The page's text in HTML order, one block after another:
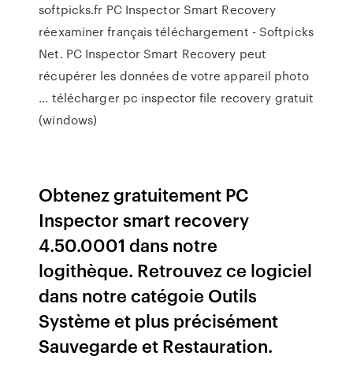
softpicks.fr PC Inspector Smart Recovery
réexaminer français téléchargement - Softpicks
Net. PC Inspector Smart Recovery peut
récupérer les données de votre appareil photo
... télécharger pc inspector file recovery gratuit
(windows)
Obtenez gratuitement PC
Inspector smart recovery
4.50.0001 dans notre
logithèque. Retrouvez ce logiciel
dans notre catégoie Outils
Système et plus précisément
Sauvegarde et Restauration.